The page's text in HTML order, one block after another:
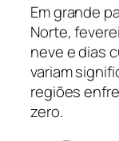
Em grande
Norte,
neve e dias
variam
regiões
zero.